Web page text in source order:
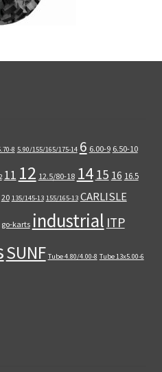
8 5.90/155/165/175-14 6 6.00-9 6.50-10
11 12 12.5/80-18 14 15 16 16.5
20 135/145-13 155/165-13 CARLISLE
go-karts industrial ITP
SUNF Tube 4.80/4.00-8 Tube 13x5.00-6